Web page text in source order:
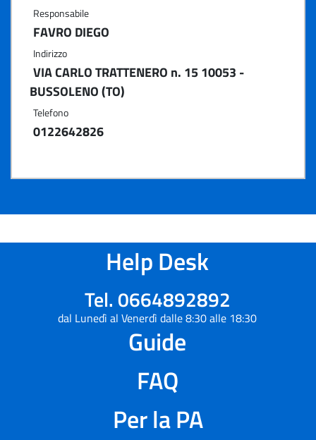
Responsabile
FAVRO DIEGO
Indirizzo
VIA CARLO TRATTENERO n. 15 10053 -
BUSSOLENO (TO)
Telefono
0122642826
Help Desk
Tel. 0664892892
dal Lunedì al Venerdì dalle 8:30 alle 18:30
Guide
FAQ
Per la PA